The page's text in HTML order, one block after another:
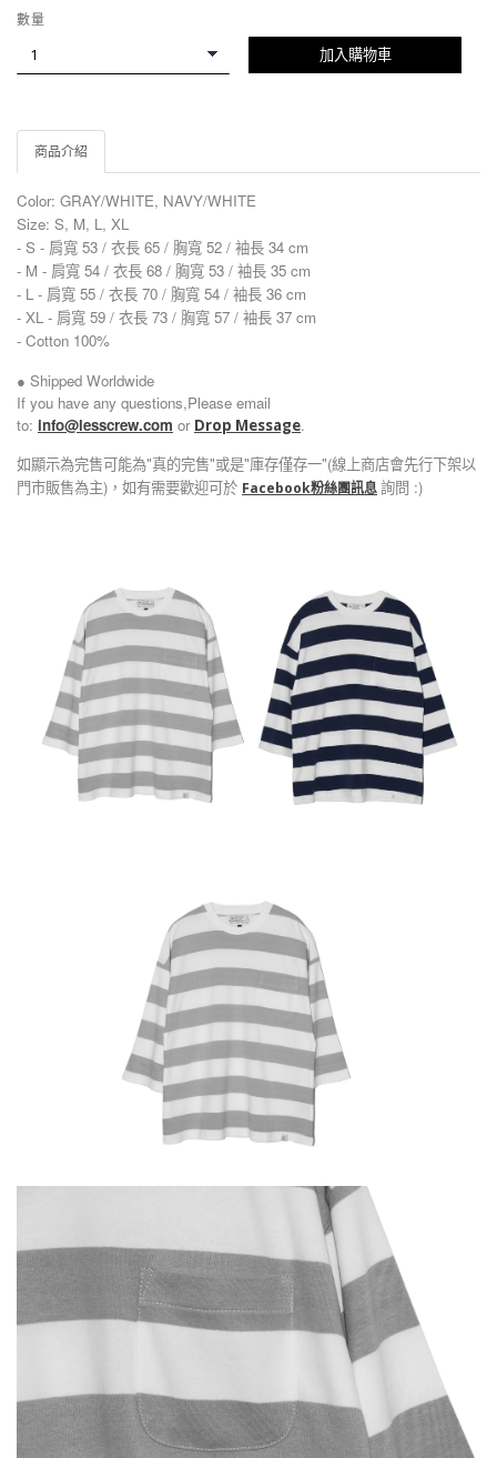
數量
加入購物車
商品介紹
Color: GRAY/WHITE, NAVY/WHITE
Size: S, M, L, XL
- S - 肩寬 53 / 衣長 65 / 胸寬 52 / 袖長 34 cm
- M - 肩寬 54 / 衣長 68 / 胸寬 53 / 袖長 35 cm
- L - 肩寬 55 / 衣長 70 / 胸寬 54 / 袖長 36 cm
- XL - 肩寬 59 / 衣長 73 / 胸寬 57 / 袖長 37 cm
- Cotton 100%
● Shipped Worldwide
If you have any questions,Please email
to: info@lesscrew.com or Drop Message.
如顯示為完售可能為"真的完售"或是"庫存僅存一"(線上商店會先行下架以
門市販售為主)，如有需要歡迎可於 Facebook粉絲團訊息詢問 :)